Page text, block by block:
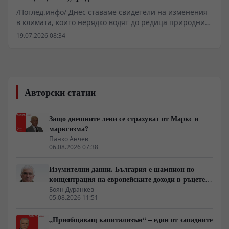
/Поглед.инфо/ Днес ставаме свидетели на изменения
в климата, които нерядко водят до редица природни
бедствия, такива като: Увеличаване на
месеци нерядко се наблюдават макар и краткотрайни
снежни бури и ветрове, придружени с обилни
замръзнали водни площи. Тъй като в съвременни
условия значителна част от населението живее в
градовете, тези аномалии излагат гражданите на
особен риск.
19.07.2026 08:34
Авторски статии
Защо днешните леви се страхуват от Маркс и
марксизма?
Панко Анчев
06.08.2026 07:38
Изумителни данни. България е шампион по
концентрация на европейските доходи в ръцете
на най-богатия 1%, надминава и САЩ
Боян Дуранкев
05.08.2026 11:51
„Приобщаващ капитализъм“ – един от западните